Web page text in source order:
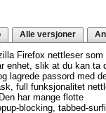
Alle versjoner
Firefox nettleser som
enhet, slik at du kan ta
lagrede passord med
full funksjonalitet
har mange flotte
blocking, tabbed-